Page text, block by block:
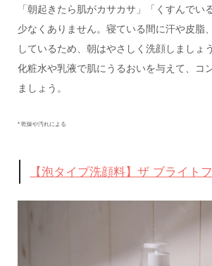
「朝起きたら肌がカサカサ」「くすんでい
少なくありません。寝ている間に汗や皮脂
しているため、朝はやさしく洗顔しましょ
化粧水や乳液で肌にうるおいを与えて、コ
ましょう。
* 乾燥や汚れによる
【泡タイプ洗顔料】ザ ブライト